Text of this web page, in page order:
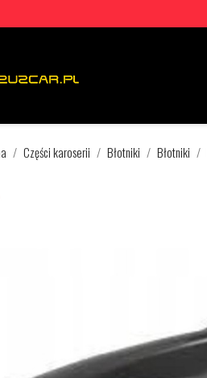
Części karoserii Błotniki Błotniki